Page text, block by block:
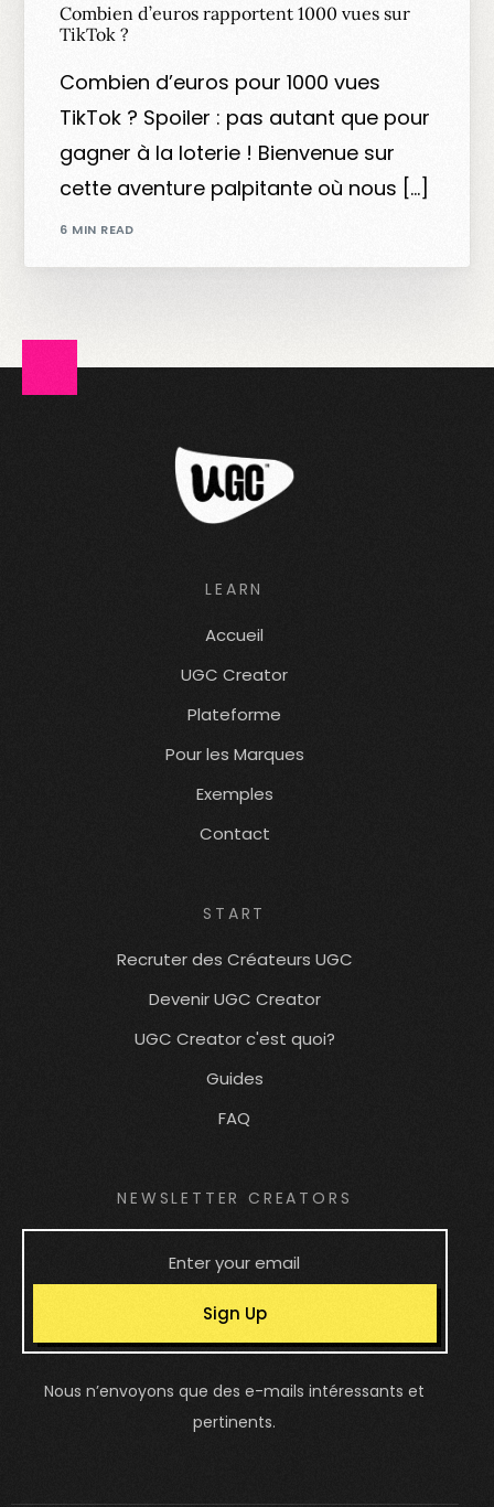
Combien d’euros rapportent 1000 vues sur
TikTok ?
Combien d’euros pour 1000 vues
TikTok ? Spoiler : pas autant que pour
gagner à la loterie ! Bienvenue sur
cette aventure palpitante où nous […]
6 MIN READ
LEARN
Accueil
UGC Creator
Plateforme
Pour les Marques
Exemples
Contact
START
Recruter des Créateurs UGC
Devenir UGC Creator
UGC Creator c'est quoi?
Guides
FAQ
NEWSLETTER CREATORS
Sign Up
Nous n’envoyons que des e-mails intéressants et
pertinents.